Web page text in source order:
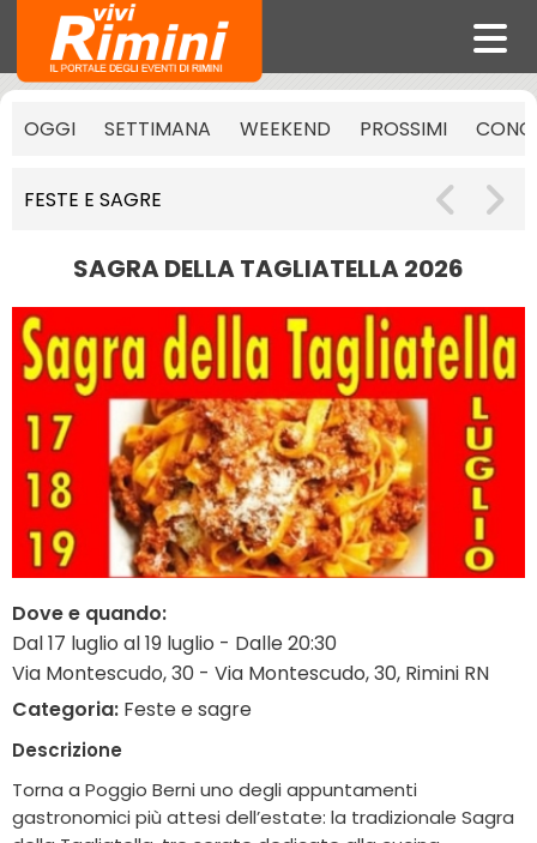
OGGI SETTIMANA WEEKEND PROSSIMI
FESTE E SAGRE
SAGRA DELLA TAGLIATELLA 2026
Dove e quando:
Dal 17 luglio al 19 luglio - Dalle 20:30
Via Montescudo, 30 - Via Montescudo, 30, Rimini RN
Categoria: Feste e sagre
Descrizione
Torna a Poggio Berni uno degli appuntamenti
gastronomici più attesi dell’estate: la tradizionale Sagra